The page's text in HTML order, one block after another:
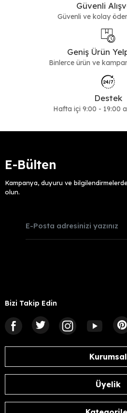
Elbise, pantolon veya jean
Daha klasik bir tercih yapmak isteyenler
kategorisine de göz atabilir.
Tüm modelleri incelemek içinkadın
ederek farklı alternatifleri
Güvenli
Güvenli ve kolay
Geniş Ürün
Binlerce ürün ve
Destek
Hafta içi 9:00 - 19:00
E-Bülten
Kampanya, duyuru ve
olun.
Bizi Takip Edin
Kurumsal
Üyelik